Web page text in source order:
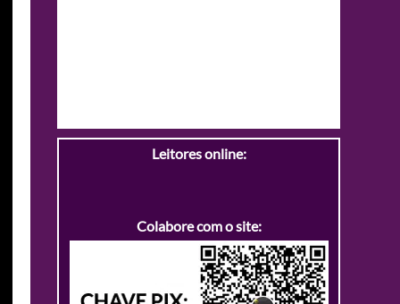
Leitores online:
Colabore com o site: